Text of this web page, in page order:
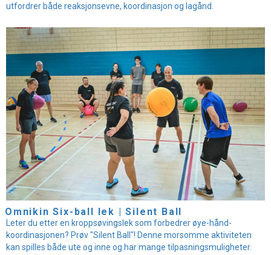
utfordrer både reaksjonsevne, koordinasjon og lagånd.
Omnikin Six-ball lek | Silent Ball
Leter du etter en kroppsøvingslek som forbedrer øye-hånd-
koordinasjonen? Prøv "Silent Ball"! Denne morsomme aktiviteten
kan spilles både ute og inne og har mange tilpasningsmuligheter.